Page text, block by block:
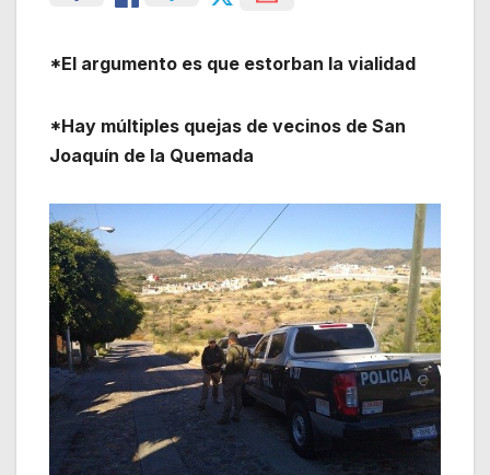
*El argumento es que estorban la vialidad
*Hay múltiples quejas de vecinos de San
Joaquín de la Quemada